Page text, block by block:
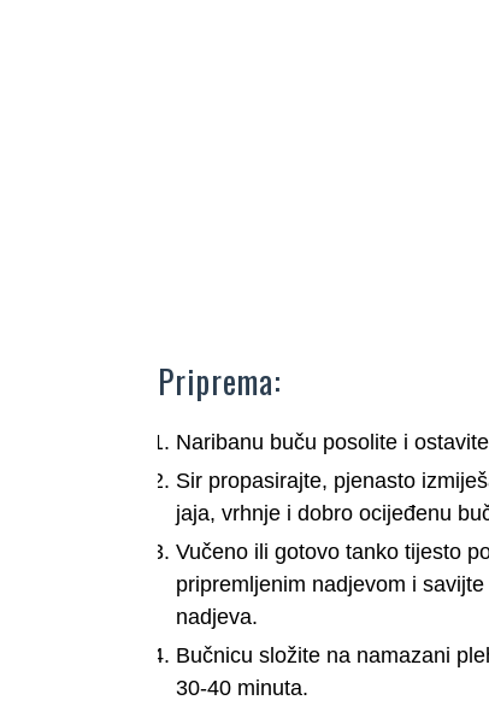
Priprema:
Naribanu buču posolite i
Sir propasirajte, pjenasto
jaja, vrhnje i dobro ocijeđenu
Vučeno ili gotovo tanko tijesto
pripremljenim nadjevom i
nadjeva.
Bučnicu složite na namazani
30-40 minuta.